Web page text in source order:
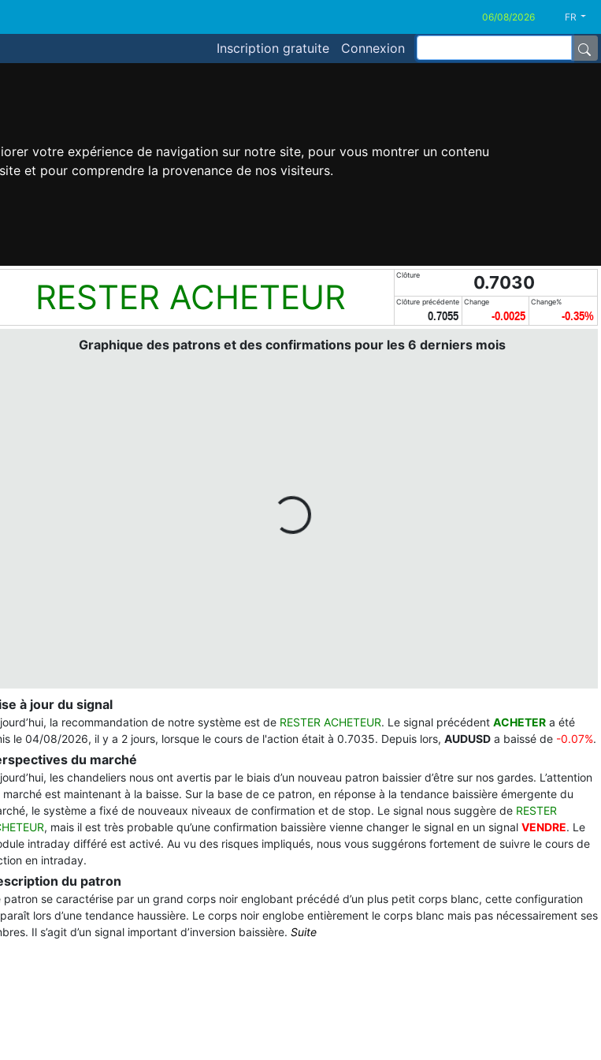
votre expérience de navigation sur notre site, pour vous montrer un contenu
et pour comprendre la provenance de nos visiteurs.
FR
Inscription gratuite Connexion
RESTER ACHETEUR
Clôture 0.7030
Clôture précédente
0.7055
Change
-0.0025
Change%
-0.35%
Graphique des patrons et des confirmations pour les 6 derniers mois
à jour du signal
la recommandation de notre système est de RESTER ACHETEUR. Le signal précédent ACHETER a été
le 04/08/2026, il y a 2 jours, lorsque le cours de l'action était à 0.7035. Depuis lors, AUDUSD a baissé de -0.07%.
du marché
les chandeliers nous ont avertis par le biais d’un nouveau patron baissier d’être sur nos gardes. L’attention
marché est maintenant à la baisse. Sur la base de ce patron, en réponse à la tendance baissière émergente du
le système a fixé de nouveaux niveaux de confirmation et de stop. Le signal nous suggère de RESTER
, mais il est très probable qu’une confirmation baissière vienne changer le signal en un signal VENDRE. Le
intraday différé est activé. Au vu des risques impliqués, nous vous suggérons fortement de suivre le cours de
en intraday.
du patron
patron se caractérise par un grand corps noir englobant précédé d’un plus petit corps blanc, cette configuration
lors d’une tendance haussière. Le corps noir englobe entièrement le corps blanc mais pas nécessairement ses
Il s’agit d’un signal important d’inversion baissière. Suite